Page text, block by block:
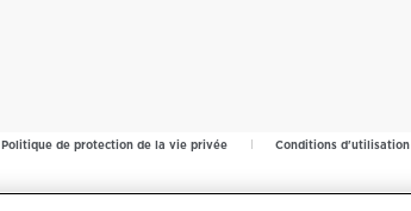
Politique de protection de la vie privée Conditions d'utilisation